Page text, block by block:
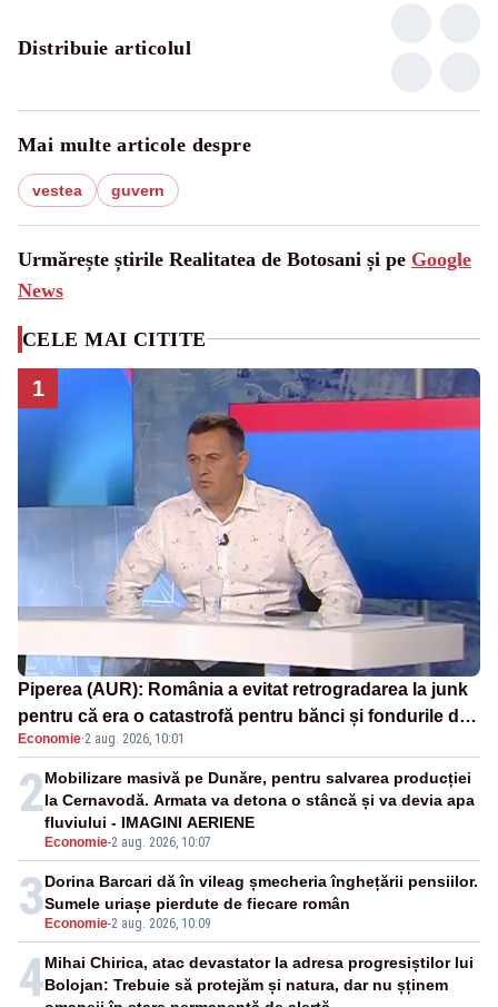
Distribuie articolul
Mai multe articole despre
vestea guvern
Urmărește știrile Realitatea de Botosani și pe Google
News
CELE MAI CITITE
1
Piperea (AUR): România a evitat retrogradarea la junk
pentru că era o catastrofă pentru bănci și fondurile de
pensii
Economie·2 aug. 2026, 10:01
2
Economie-2 aug. 2026, 10:07
Mobilizare masivă pe Dunăre, pentru salvarea producției
la Cernavodă. Armata va detona o stâncă și va devia apa
fluviului - IMAGINI AERIENE
3 Economie-2 aug. 2026, 10:09
Dorina Barcari dă în vileag șmecheria înghețării pensiilor.
Sumele uriașe pierdute de fiecare român
4Mihai Chirica, atac devastator la adresa progresiștilor lui
Bolojan: Trebuie să protejăm și natura, dar nu șținem